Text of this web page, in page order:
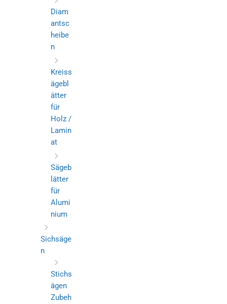
Diam
antsc
heibe
n
Kreiss
ägebl
ätter
für
Holz /
Lamin
at
Sägeb
lätter
für
Alumi
nium
Sichsäge
n
Stichs
ägen
Zubeh